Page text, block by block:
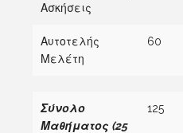
Ασκήσεις
Αυτοτελής
Μελέτη
60
Σύνολο
Μαθήματος (25
125